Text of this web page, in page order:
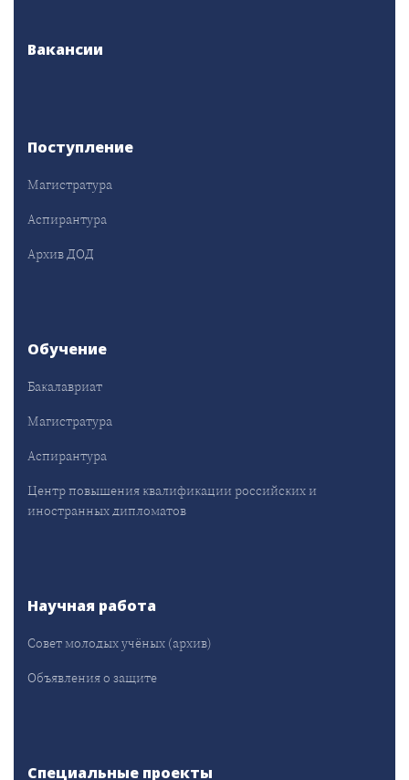
Вакансии
Поступление
Магистратура
Аспирантура
Архив ДОД
Обучение
Бакалавриат
Магистратура
Аспирантура
Центр повышения квалификации российских и
иностранных дипломатов
Научная работа
Совет молодых учёных (архив)
Объявления о защите
Специальные проекты